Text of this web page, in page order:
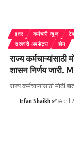
इतर कर्मचारी न्युज
सरकारी अपडेट्स
होम
राज्य कर्मचाऱ्यांसाठी
शासन निर्णय
राज्य कर्मचाऱ्यांसाठी मोठी
Irfan Shaikh ✅ April